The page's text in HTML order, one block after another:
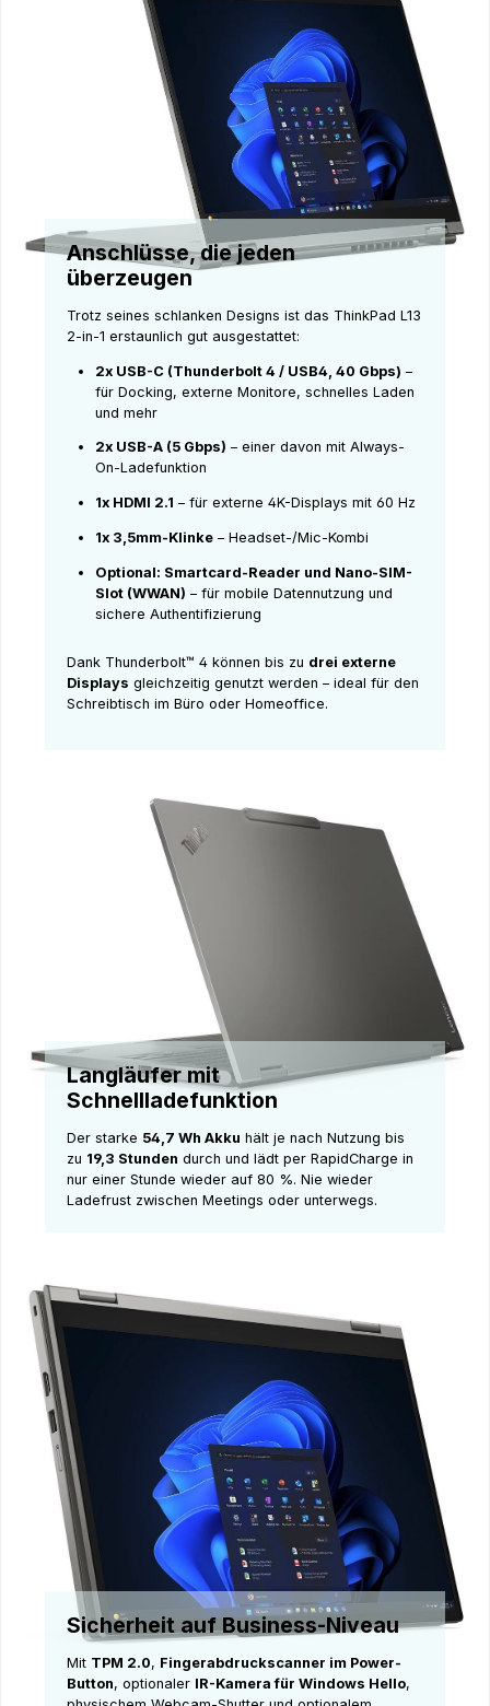
Anschlüsse, die jeden
überzeugen
Trotz seines schlanken Designs ist das ThinkPad L13
2-in-1 erstaunlich gut ausgestattet:
2x USB-C (Thunderbolt 4 / USB4, 40 Gbps) –
für Docking, externe Monitore, schnelles Laden
und mehr
2x USB-A (5 Gbps) – einer davon mit Always-
On-Ladefunktion
1x HDMI 2.1 – für externe 4K-Displays mit 60 Hz
1x 3,5mm-Klinke– Headset-/Mic-Kombi
Optional: Smartcard-Reader und Nano-SIM-
Slot (WWAN) – für mobile Datennutzung und
sichere Authentifizierung
Dank Thunderbolt™ 4 können bis zu drei externe
Displays gleichzeitig genutzt werden – ideal für den
Schreibtisch im Büro oder Homeoffice.
Langläufer mit
Schnellladefunktion
Der starke 54,7 Wh Akku hält je nach Nutzung bis
zu 19,3 Stunden durch und lädt per RapidCharge in
nur einer Stunde wieder auf 80 %. Nie wieder
Ladefrust zwischen Meetings oder unterwegs.
Sicherheit auf Business-Niveau
Mit TPM 2.0, Fingerabdruckscanner im Power-
Button, optionaler IR-Kamera für Windows Hello,